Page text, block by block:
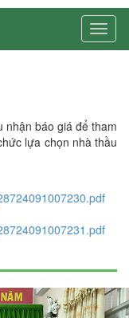
nhận báo giá để tham
lựa chọn nhà thầu